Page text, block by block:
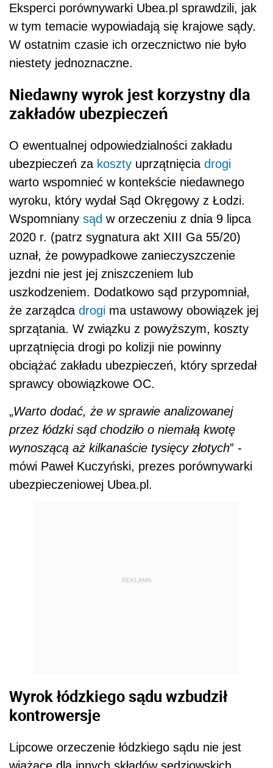
Eksperci porównywarki Ubea.pl sprawdzili, jak
w tym temacie wypowiadają się krajowe sądy.
W ostatnim czasie ich orzecznictwo nie było
niestety jednoznaczne.
Niedawny wyrok jest korzystny dla
zakładów ubezpieczeń
O ewentualnej odpowiedzialności zakładu
ubezpieczeń za koszty uprzątnięcia drogi
warto wspomnieć w kontekście niedawnego
wyroku, który wydał Sąd Okręgowy z Łodzi.
Wspomniany sąd w orzeczeniu z dnia 9 lipca
2020 r. (patrz sygnatura akt XIII Ga 55/20)
uznał, że powypadkowe zanieczyszczenie
jezdni nie jest jej zniszczeniem lub
uszkodzeniem. Dodatkowo sąd przypomniał,
że zarządca drogi ma ustawowy obowiązek jej
sprzątania. W związku z powyższym, koszty
uprzątnięcia drogi po kolizji nie powinny
obciążać zakładu ubezpieczeń, który sprzedał
sprawcy obowiązkowe OC.
„Warto dodać, że w sprawie analizowanej
przez łódzki sąd chodziło o niemałą kwotę
wynoszącą aż kilkanaście tysięcy złotych” -
mówi Paweł Kuczyński, prezes porównywarki
ubezpieczeniowej Ubea.pl.
REKLAMA
Wyrok łódzkiego sądu wzbudził
kontrowersje
Lipcowe orzeczenie łódzkiego sądu nie jest